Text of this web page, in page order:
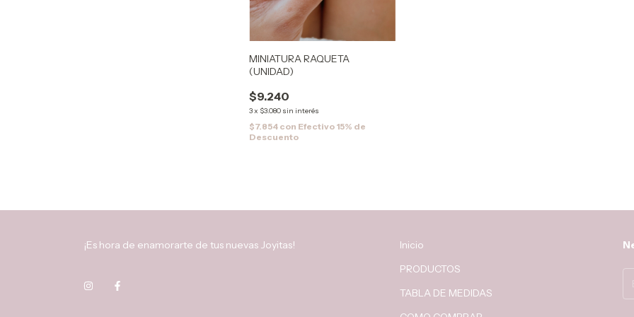
MINIATURA RAQUETA
(UNIDAD)
$9.240
3x $3.080 sin interés
$7.854 con Efectivo 15% de
Descuento
¡Es hora de enamorarte de tus nuevas Joyitas!
Inicio
PRODUCTOS
TABLA DE MEDIDAS